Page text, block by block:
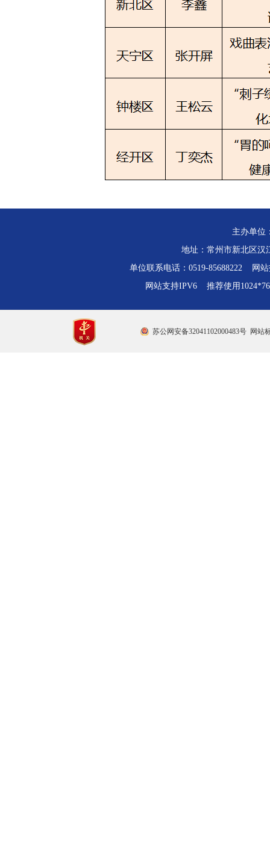
主办单位
地址：常州市新北区
单位联系电话：0519-85688222 网站
网站支持IPV6 推荐使用
苏公网安备32041102000483号 网站